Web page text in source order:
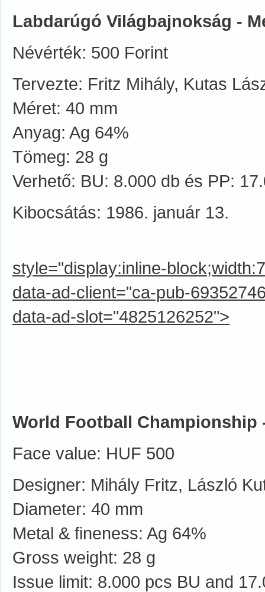
Labdarúgó Világbajnokság -
Névérték: 500 Forint
Tervezte: Fritz Mihály, Kutas
Méret: 40 mm
Anyag: Ag 64%
Tömeg: 28 g
Verhető: BU: 8.000 db és PP:
Kibocsátás: 1986. január 13.
style="display:inline-
data-ad-client="ca-pub-
data-ad-slot="4825126252">
World Football Championship
Face value: HUF 500
Designer: Mihály Fritz, László
Diameter: 40 mm
Metal & fineness: Ag 64%
Gross weight: 28 g
Issue limit: 8.000 pcs BU and